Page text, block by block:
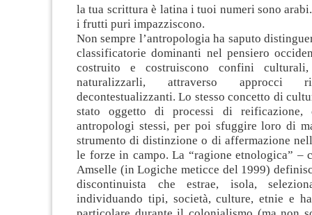
la tua scrittura è latina i tuoi numeri sono
i frutti puri impazziscono.
Non sempre l’antropologia ha saputo
classificatorie dominanti nel pensiero
costruito e costruiscono confini
naturalizzarli, attraverso approcci
decontestualizzanti. Lo stesso concetto di
stato oggetto di processi di reificazione,
antropologi stessi, per poi sfuggire loro di
strumento di distinzione o di affermazione
le forze in campo. La “ragione etnologica” –
Amselle (in Logiche meticce del 1999)
discontinuista che estrae, isola,
individuando tipi, società, culture, etnie e